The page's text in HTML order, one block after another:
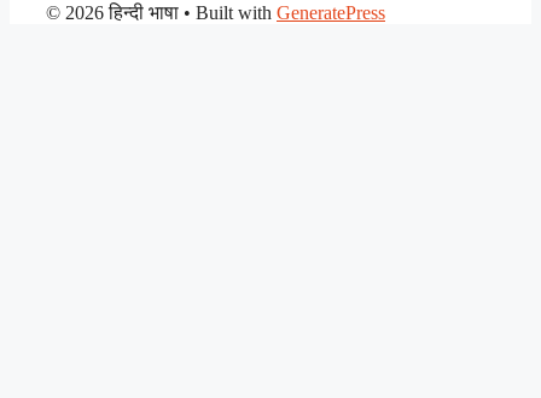
© 2026 हिन्दी भाषा • Built with GeneratePress